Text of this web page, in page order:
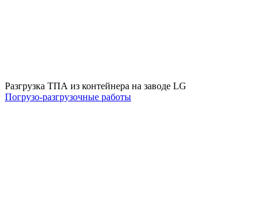
Разгрузка ТПА из контейнера на заводе LG
Погрузо-разгрузочные работы